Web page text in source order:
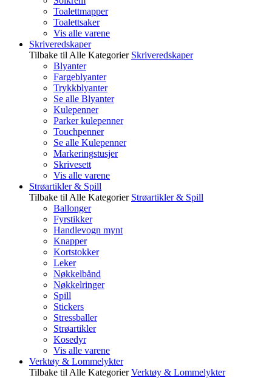
Toalettmapper
Toalettsaker
Vis alle varene
Skriveredskaper
Tilbake til Alle Kategorier Skriveredskaper
Blyanter
Fargeblyanter
Trykkblyanter
Se alle Blyanter
Kulepenner
Parker kulepenner
Touchpenner
Se alle Kulepenner
Markeringstusjer
Skrivesett
Vis alle varene
Strøartikler & Spill
Tilbake til Alle Kategorier Strøartikler & Spill
Ballonger
Fyrstikker
Handlevogn mynt
Knapper
Kortstokker
Leker
Nøkkelbånd
Nøkkelringer
Spill
Stickers
Stressballer
Strøartikler
Kosedyr
Vis alle varene
Verktøy & Lommelykter
Tilbake til Alle Kategorier Verktøy & Lommelykter